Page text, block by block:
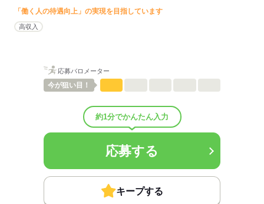
■賞与：4.1ヶ月/年
■賞与備考：なし
■退職金制度：有（勤続1年以上）
業務専門資格手当 3,000円～6,000円
扶養手当：13,000円（配偶者）6500円／人（その他）
■受動喫煙防止措置：
応募する
「働く人の待遇向上」の実現を目指しています
高収入
応募バロメーター
今が狙い目！
約1分でかんたん入力
応募する
キープする